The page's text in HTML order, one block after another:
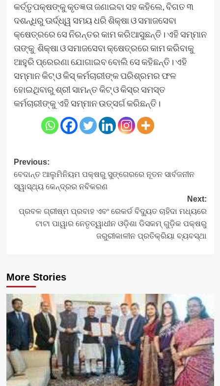
କର୍ତ୍ତୃପକ୍ଷଙ୍କୁ କୃତଜ୍ଞତା ଜଣାଇବା ସହ କହିଲେ, ବିଗତ ୩
ଦଶନ୍ଧିରୁ ଊର୍ଦ୍ଧ୍ୱ ସମୟ ଧରି ଶିକ୍ଷା ଓ ସମାଜସେବା
କ୍ଷେତ୍ରରେ ସେ ନିରନ୍ତର କାମ କରିଆସୁଛନ୍ତି। ଏହି ସମ୍ମାନ
ତାଙ୍କୁ ଶିକ୍ଷା ଓ ସମାଜସେବା କ୍ଷେତ୍ରରେ କାମ କରିବାକୁ
ଆହୁରି ପ୍ରେରଣା ଯୋଗାଇବ ବୋଲି ସେ କହିଛନ୍ତି। ଏହି
ସମ୍ମାନ କିଟ୍‍ ଓ କିସ୍‍ କର୍ମଚାରୀଙ୍କ ପରିଶ୍ରମର ଫଳ
ହୋଇଥିବାରୁ ଶ୍ରୀ ସାମନ୍ତ କିଟ୍‍ ଓ କିସ୍‍ର ସମସ୍ତ
କର୍ମଚାରୀଙ୍କୁ ଏହି ସମ୍ମାନ ଉତ୍ସର୍ଗ କରିଛନ୍ତି।
Post
navigation
Previous:
ବେଦାନ୍ତ ଆଲୁମିନିୟମ ପକ୍ଷରୁ ସୁଙ୍ଗେରରେ ନୂତନ ସାର୍ବଜନୀନ
ସ୍ୱାସ୍ଥ୍ୟ କେନ୍ଦ୍ରର ନବିକରଣ
Next:
ପ୍ରବଳ ଗ୍ରୀଷ୍ମ ପ୍ରବାହ ଏବଂ ରେକର୍ଡ ବିଦ୍ୟୁତ ଚାହିଦା ମଧ୍ୟରେ
ଟାଟା ପାୱାର ନେତୃତ୍ୱାଧୀନ ଓଡ଼ିଶା ଡିସକମ୍ ଗୁଡ଼ିକ ପକ୍ଷରୁ
ଜରୁରୀକାଳୀନ ପ୍ରତିକ୍ରିୟା ବ୍ୟବସ୍ଥା
More Stories